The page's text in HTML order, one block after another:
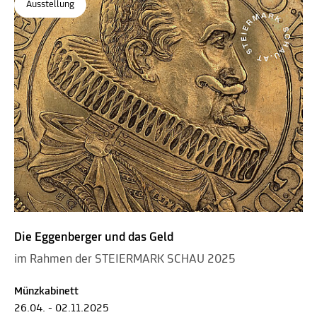
Ausstellung
Die Eggenberger und das Geld
im Rahmen der STEIERMARK SCHAU 2025
Münzkabinett
26.04. - 02.11.2025